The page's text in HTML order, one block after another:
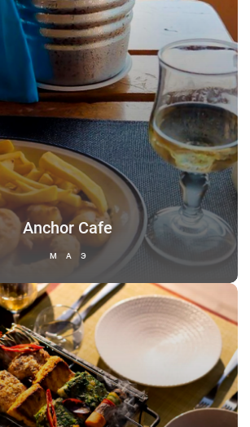
Anchor Cafe
МАЭ